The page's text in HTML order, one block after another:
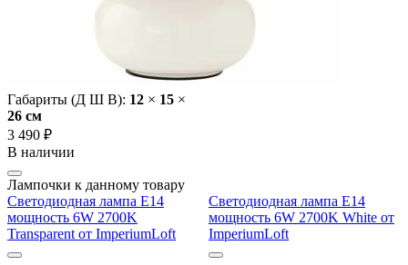
Габариты (Д Ш В): 12 × 15 ×
26 cм
3 490 ₽
В наличии
Лампочки к данному товару
Светодиодная лампа E14
мощность 6W 2700K
Transparent от ImperiumLoft
Светодиодная лампа E14
мощность 6W 2700K White от
ImperiumLoft